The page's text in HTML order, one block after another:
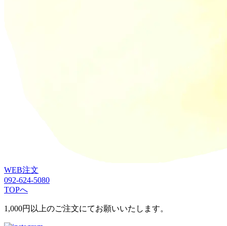
WEB注文
092-624-5080
TOPへ
1,000円以上のご注文にてお願いいたします。